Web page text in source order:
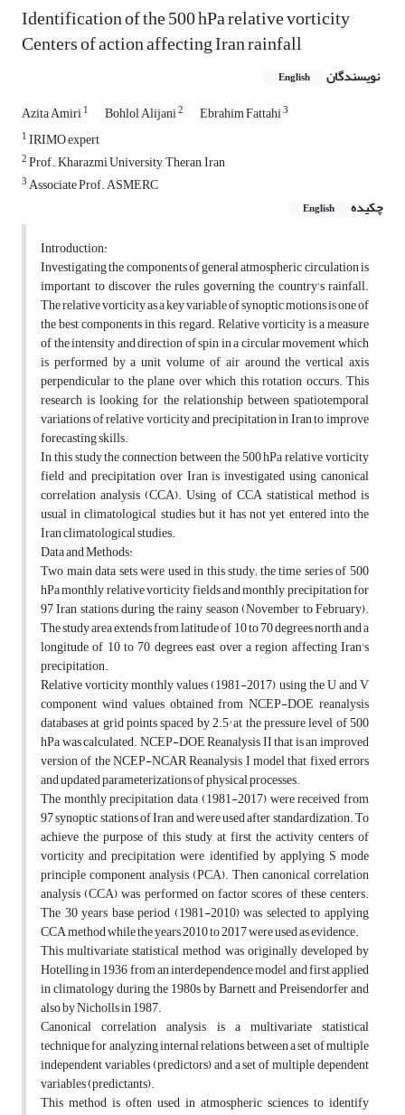
Identification of the 500 hPa relative vorticity
Centers of action affecting Iran rainfall
نویسندگان English
Azita Amiri1 Bohlol Alijani2 Ebrahim Fattahi3
1IRIMO expert
2Prof., Kharazmi University, Theran, Iran
3Associate Prof. ASMERC
چکیده
English
Introduction:
Investigating the components of general atmospheric circulation is
important to discover the rules governing the country's rainfall.
The relative vorticity as a key variable of synoptic motions is one of
the best components in this regard. Relative vorticity is a measure
of the intensity and direction of spin in a circular movement which
is performed by a unit volume of air around the vertical axis
perpendicular to the plane over which this rotation occurs. This
research is looking for the relationship between spatiotemporal
variations of relative vorticity and precipitation in Iran to improve
forecasting skills.
In this study the connection between the 500 hPa relative vorticity
field and precipitation over Iran is investigated using canonical
correlation analysis (CCA). Using of CCA statistical method is
usual in climatological studies but it has not yet entered into the
Iran climatological studies.
Data and Methods:
Two main data sets were used in this study; the time series of 500
hPa monthly relative vorticity fields and monthly precipitation for
97 Iran stations during the rainy season (November to February).
The study area extends from latitude of 10 to 70 degrees north and a
longitude of 10 to 70 degrees east over a region affecting Iran's
precipitation.
Relative vorticity monthly values (1981-2017) using the U and V
component wind values obtained from NCEP-DOE reanalysis
databases at grid points spaced by 2.5° at the pressure level of 500
hPa was calculated. NCEP-DOE Reanalysis II that is an improved
version of the NCEP-NCAR Reanalysis I model that fixed errors
and updated parameterizations of physical processes.
The monthly precipitation data (1981-2017) were received from
97 synoptic stations of Iran and were used after standardization. To
achieve the purpose of this study, at first the activity centers of
vorticity and precipitation were identified by applying S mode
principle component analysis (PCA). Then canonical correlation
analysis (CCA) was performed on factor scores of these centers.
The 30 years base period (1981-2010) was selected to applying
CCA method while the years 2010 to 2017 were used as evidence.
This multivariate statistical method was originally developed by
Hotelling in 1936 from an interdependence model and first applied
in climatology during the 1980s by Barnett and Preisendorfer and
also by Nicholls in 1987.
Canonical correlation analysis is a multivariate statistical
technique for analyzing internal relations between a set of multiple
independent variables (predictors) and a set of multiple dependent
variables (predictants).
This method is often used in atmospheric sciences to identify